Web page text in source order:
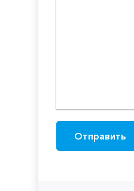
Отправить